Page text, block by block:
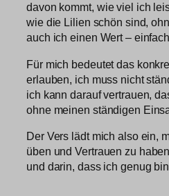
davon kommt, wie viel ich
wie die Lilien schön sind,
auch ich einen Wert –
Für mich bedeutet das
erlauben, ich muss nicht
ich kann darauf vertrauen,
ohne meinen ständigen
Der Vers lädt mich also ein,
üben und Vertrauen zu
und darin, dass ich genug